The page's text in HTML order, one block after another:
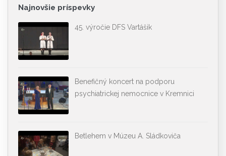
Najnovšie príspevky
45. výročie DFS Vartášik
Benefičný koncert na podporu
psychiatrickej nemocnice v Kremnici
Betlehem v Múzeu A. Sládkoviča